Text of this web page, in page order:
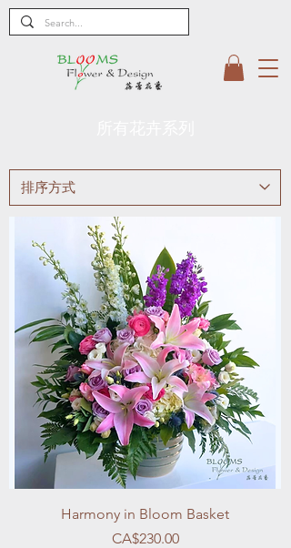
Harmony in Bloom Basket
價格
CA$230.00